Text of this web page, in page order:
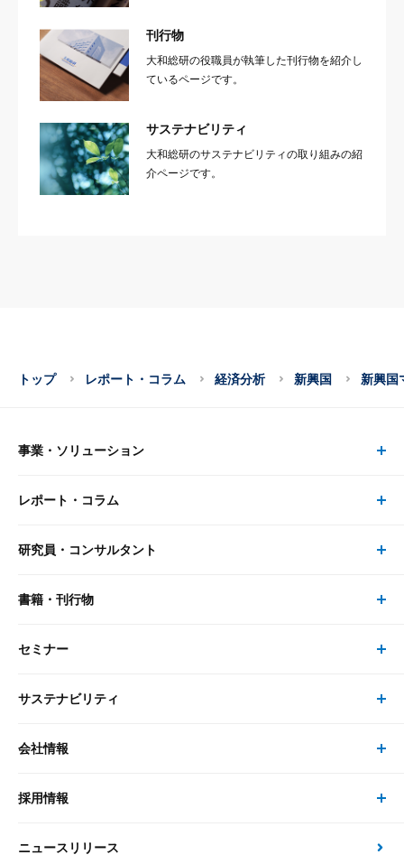
刊行物
大和総研の役職員が執筆した刊行物を紹介し
ているページです。
サステナビリティ
大和総研のサステナビリティの取り組みの紹
介ページです。
トップ レポート・コラム 経済分析 新興国 新興国
事業・ソリューション
事業・ソリューション トップ
リサーチ
大和総研の強み
先端テクノロジーに基づく新たな価値の創出
レポート・コラム
レポート・コラム トップ
最新のレポート・コラム
政策分析
研究員・コンサルタント
研究員・コンサルタント トップ
研究員
書籍・刊行物
書籍・刊行物 トップ
書籍
セミナー
セミナー トップ
現在受付中のセミナー・イベント
サステナビリティ
サステナビリティの取り組み
次世代社会への貢献
会社情報
会社情報 トップ
会社概要・役員一覧
採用情報
採用情報 トップ
ニュースリリース